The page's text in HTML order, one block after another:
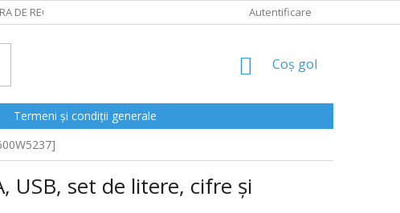
DE RECLAMAȚII Autentificare
COŞ
CUMPĂRĂTURI
Coş gol
Termeni și condiții generale
USB, set de litere, cifre și